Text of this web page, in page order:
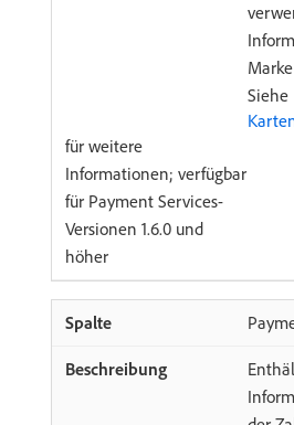
Siehe
für weitere
Informationen; verfügbar
für Payment Services-
Versionen 1.6.0 und
höher